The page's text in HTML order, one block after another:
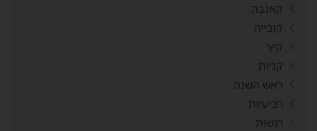
קאנבה
קובייה
קיץ
קניות
ראש השנה
רביעיות
רגשות